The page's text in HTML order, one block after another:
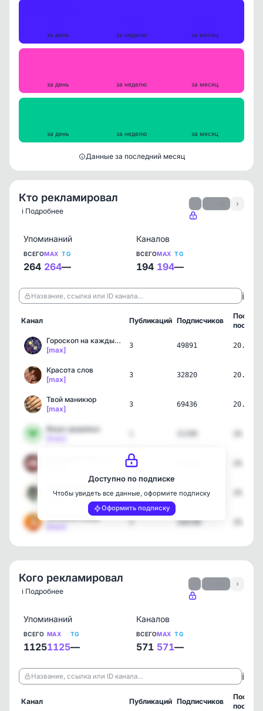
за день за неделю за месяц
за день за неделю за месяц
за день за неделю за месяц
Данные за последний месяц
Кто рекламировал
ℹ️ Подробнее
›
Упоминаний
ВСЕГО
264
MAX
264
TG
—
Каналов
ВСЕГО
194
MAX
194
TG
—
Название, ссылка или ID канала… ℹ️
Канал Публикаций Подписчиков
пост
Гороскоп на каждый день
[max]
3 49891
Красота слов
[max]
3 32820
Твой маникюр
[max]
3 69436
Ваше здоровье
3
[max]
1 23887
Женский юмор
3 166106
Доступно по подписке
Чтобы увидеть все данные, оформите подписку
Оформить подписку
Кого рекламировал
ℹ️ Подробнее
›
Упоминаний
ВСЕГО
1125
MAX
1125
TG
—
Каналов
ВСЕГО
571
MAX
571
TG
—
Название, ссылка или ID канала… ℹ️
Канал Публикаций Подписчиков
пост